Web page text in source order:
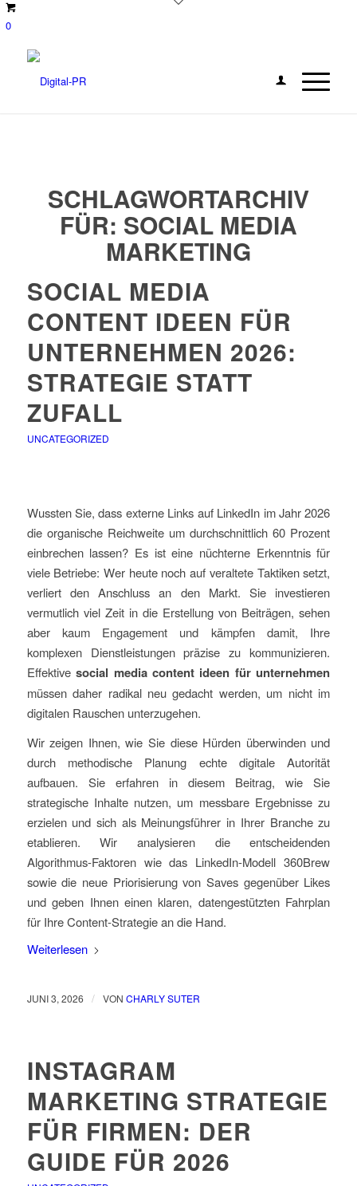
0
SCHLAGWORTARCHIV
FÜR: SOCIAL MEDIA
MARKETING
SOCIAL MEDIA
CONTENT IDEEN FÜR
UNTERNEHMEN 2026:
STRATEGIE STATT
ZUFALL
UNCATEGORIZED
Wussten Sie, dass externe Links auf LinkedIn im Jahr 2026
die organische Reichweite um durchschnittlich 60 Prozent
einbrechen lassen? Es ist eine nüchterne Erkenntnis für
viele Betriebe: Wer heute noch auf veraltete Taktiken setzt,
verliert den Anschluss an den Markt. Sie investieren
vermutlich viel Zeit in die Erstellung von Beiträgen, sehen
aber kaum Engagement und kämpfen damit, Ihre
komplexen Dienstleistungen präzise zu kommunizieren.
Effektivesocial media content ideen für unternehmen
müssen daher radikal neu gedacht werden, um nicht im
digitalen Rauschen unterzugehen.
Wir zeigen Ihnen, wie Sie diese Hürden überwinden und
durch methodische Planung echte digitale Autorität
aufbauen. Sie erfahren in diesem Beitrag, wie Sie
strategische Inhalte nutzen, um messbare Ergebnisse zu
erzielen und sich als Meinungsführer in Ihrer Branche zu
etablieren. Wir analysieren die entscheidenden
Algorithmus-Faktoren wie das LinkedIn-Modell 360Brew
sowie die neue Priorisierung von Saves gegenüber Likes
und geben Ihnen einen klaren, datengestützten Fahrplan
für Ihre Content-Strategie an die Hand.
Weiterlesen
JUNI 3, 2026 / VON CHARLY SUTER
INSTAGRAM
MARKETING STRATEGIE
FÜR FIRMEN: DER
GUIDE FÜR 2026